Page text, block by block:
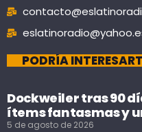
PODRÍA
Dockweiler tras 90
ítems fantasmas y
5 de agosto de 2026